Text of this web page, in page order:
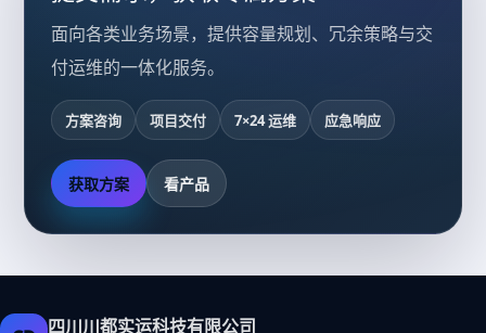
面向各类业务场景，提供容量规划、冗余策略与交
付运维的一体化服务。
方案咨询 项目交付 7×24 运维 应急响应
获取方案 看产品
四川川都实运科技有限公司